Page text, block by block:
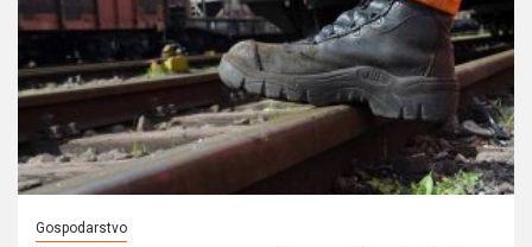
Gospodarstvo